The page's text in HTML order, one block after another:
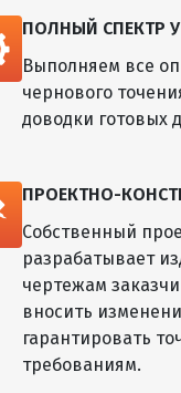
ПОЛНЫЙ СПЕКТР
Выполняем все
чернового
доводки готовых
ПРОЕКТНО-
Собственный
разрабатывает
чертежам
вносить
гарантировать
требованиям.